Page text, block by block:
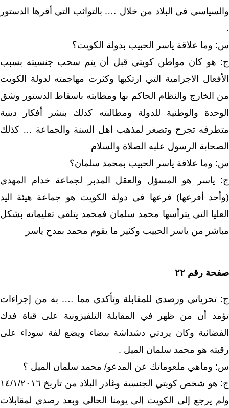
والسياسي في البلاد من خلال …. بالتواثب التي أقرها الدستور
.
س: وما علاقة ياسر الحبيب بدولة الكويت؟
ج: هو كان مواطن كويتي قبل أن يتم سحب جنسيته بسبب
الأفعال الاجرامية التي ارتكبها وكثرت مهاجمته لدولة الكويت
من الخارج والنظام الحاكم بها ومطابته باسقاط الدستور وشق
الوحدة والوطنية للدولة ومطالبته كذلك بنشر أفكار دينية
متطرفه تجرح وتصغر لمذهب اهل السنة والجماعة … كذلك
الصحابة الرسول عليه الصلاة والسلام
س: وما علاقة ياسر الحبيب بمحمد سلمان؟
ج: ياسر هو المسؤل والعقل المدبر لجماعة خدام المهدي
(وأحد أفرعها) فرعها في دولة الكويت هو جماعة هيئة اليد
العليا التي يترأسها محمد سلمان فمحمد يتلقى تعليماته بشكل
مباشر من ياسر الحبيب وكثير ما يقوم محمد بمدح ياسر
صفحة رقم ٢٢
ج: تحرياتي ورصدي للمقابلة وتأكدي مما …. به من إجراءات
تؤمد أن من ظهر في المقابلة التلفيزونية على قناة فدك
الفضائية وكان يردتي دشداشة بيضاء ويضع لفة سوداء على
رقبته هو محمد سلمان الميل .
س: وماهي ملعوماتك عن المدعو/ محمد سلمان الميل ؟
ج: هو شخص كويتي الجنسية وغادر البلاد من تاريخ ١٤/١/٢٠١٦
ولم يرجع إلى الكويت إلى يومنا الحالي وبعد رصدي لمقابلات